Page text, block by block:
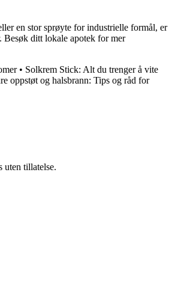
en stor sprøyte for industrielle formål, er
ditt lokale apotek for mer
• Solkrem Stick: Alt du trenger å vite
oppstøt og halsbrann: Tips og råd for
uten tillatelse.